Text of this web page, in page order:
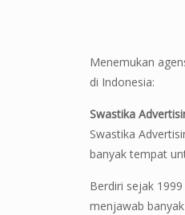
Menemukan
di Indonesia:
Swastika
Swastika
banyak tempat
Berdiri sejak
menjawab